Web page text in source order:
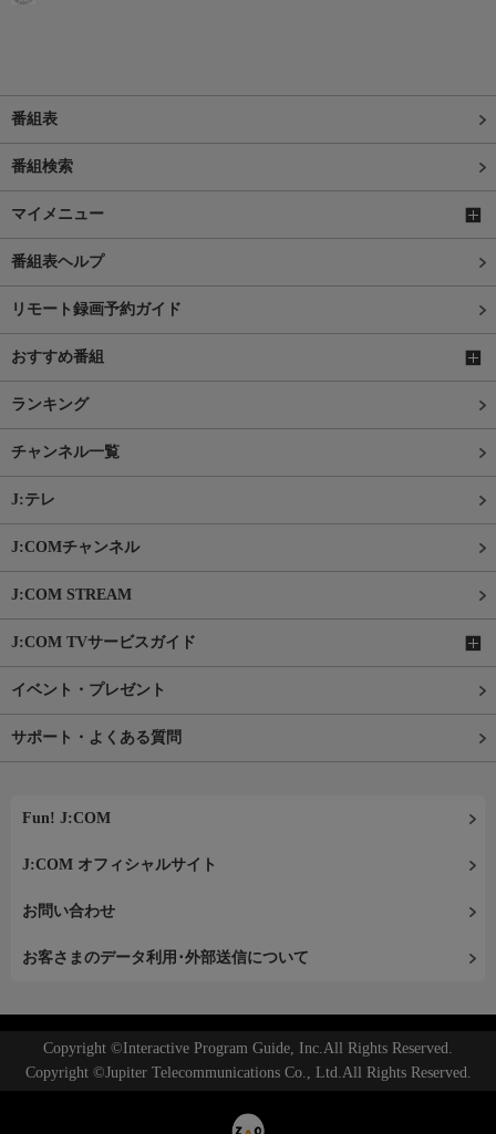
番組表
番組検索
マイメニュー
番組表ヘルプ
リモート録画予約ガイド
おすすめ番組
ランキング
チャンネル一覧
J:テレ
J:COMチャンネル
J:COM STREAM
J:COM TVサービスガイド
イベント・プレゼント
サポート・よくある質問
Fun! J:COM
J:COM オフィシャルサイト
お問い合わせ
お客さまのデータ利用･外部送信について
Copyright ©Interactive Program Guide, Inc.All Rights Reserved.
Copyright ©Jupiter Telecommunications Co., Ltd.All Rights Reserved.